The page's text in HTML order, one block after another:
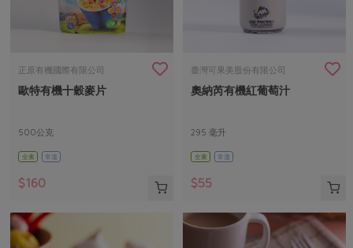
正原有機國際有限公司
歐特有機十穀麥片
500公克
全素 常溫
$160
臺灣可果美股份有限公司
奧納芮有機紅葡萄汁
295 毫升
全素 常溫
$55